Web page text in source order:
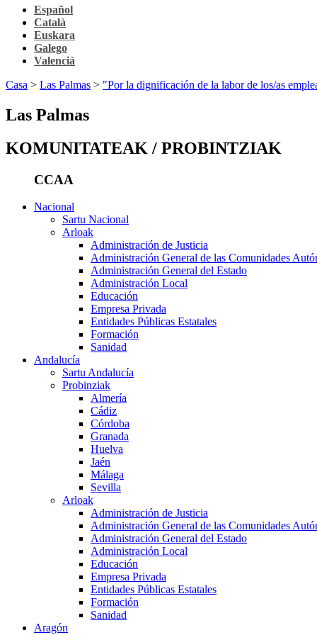
Español
Català
Euskara
Galego
Valencià
Casa > Las Palmas > "Por la dignificación de la labor de los/as
Las Palmas
KOMUNITATEAK / PROBINTZIAK
CCAA
Nacional
Sartu Nacional
Arloak
Administración de Justicia
Administración General de las Comunidades
Administración General del Estado
Administración Local
Educación
Empresa Privada
Entidades Públicas Estatales
Formación
Sanidad
Andalucía
Sartu Andalucía
Probinziak
Almería
Cádiz
Córdoba
Granada
Huelva
Jaén
Málaga
Sevilla
Arloak
Administración de Justicia
Administración General de las Comunidades
Administración General del Estado
Administración Local
Educación
Empresa Privada
Entidades Públicas Estatales
Formación
Sanidad
Aragón